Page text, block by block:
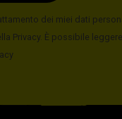
dei miei dati
Privacy. È possibile